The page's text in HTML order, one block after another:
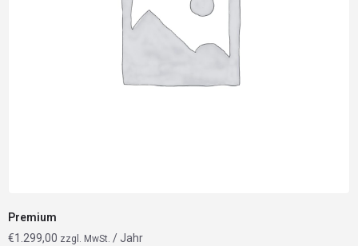
Premium
€1.299,00 zzgl. MwSt. / Jahr